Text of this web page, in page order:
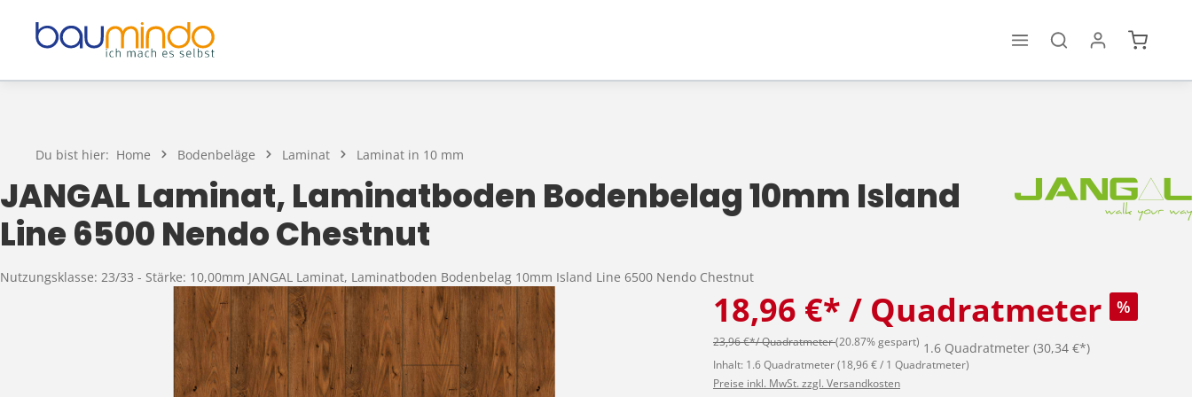
Zum Hauptinhalt springen
Du bist hier: Home Bodenbeläge Laminat Laminat in 10 mm
JANGAL Laminat, Laminatboden Bodenbelag 10mm Island
Line 6500 Nendo Chestnut
Nutzungsklasse: 23/33 - Stärke: 10,00mm JANGAL Laminat, Laminatboden Bodenbelag 10mm Island Line 6500 Nendo Chestnut
Bildergalerie überspringen
18,96 €* / Quadratmeter %
23,96 €*/ Quadratmeter(20.87% gespart) 1.6 Quadratmeter (30,34 €*)
Inhalt: 1.6 Quadratmeter(18,96 € / 1 Quadratmeter)
Preise inkl. MwSt. zzgl. Versandkosten